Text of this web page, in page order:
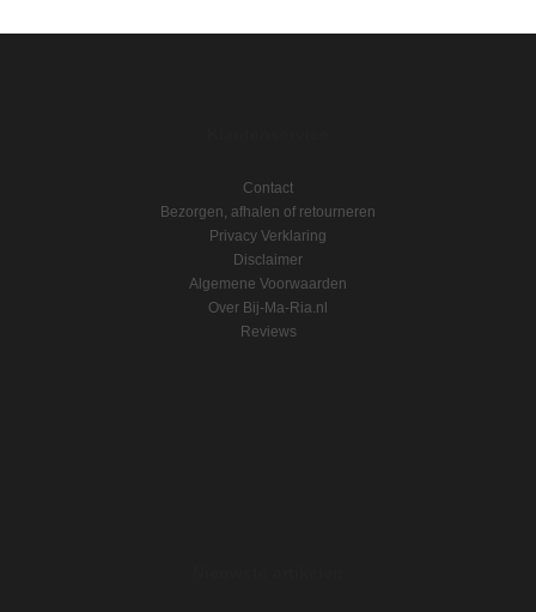
Contact
Bezorgen, afhalen of retourneren
Privacy Verklaring
Disclaimer
Algemene Voorwaarden
Over Bij-Ma-Ria.nl
Reviews